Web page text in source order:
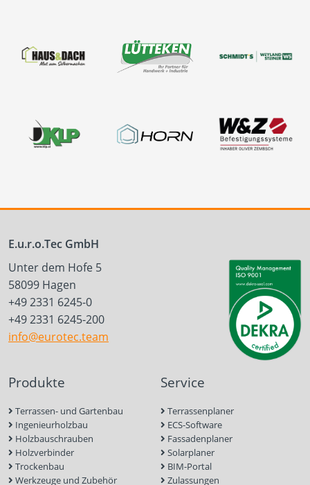
E.u.r.o.Tec GmbH
Unter dem Hofe 5
58099 Hagen
+49 2331 6245-0
+49 2331 6245-200
info@eurotec.team
Produkte
Terrassen- und Gartenbau
Ingenieurholzbau
Holzbauschrauben
Holzverbinder
Trockenbau
Werkzeuge und Zubehör
Service
Terrassenplaner
ECS-Software
Fassadenplaner
Solarplaner
BIM-Portal
Zulassungen